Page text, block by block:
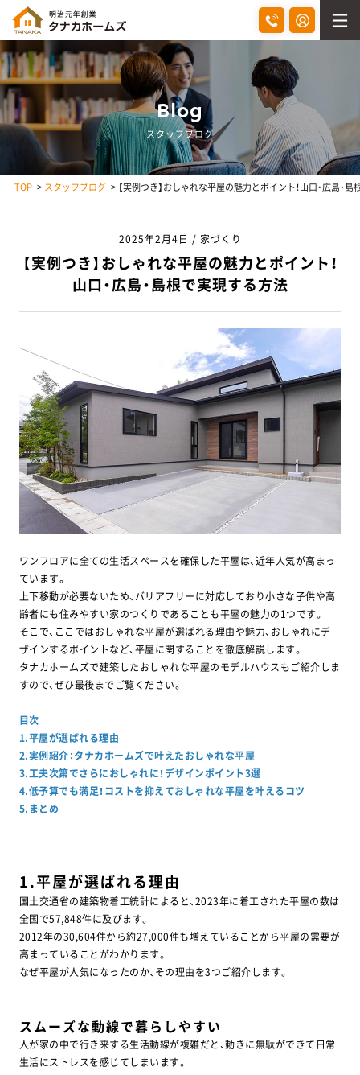
Blog
スタッフブログ
TOP スタッフブログ 【実例つき】おしゃれな平屋の魅力とポイント！山口・広島・
2025年2月4日 / 家づくり
【実例つき】おしゃれな平屋の魅力とポイント！
山口・広島・島根で実現する方法
ワンフロアに全ての生活スペースを確保した平屋は、近年人気が高まっ
ています。
上下移動が必要ないため、バリアフリーに対応しており小さな子供や高
齢者にも住みやすい家のつくりであることも平屋の魅力の1つです。
そこで、ここではおしゃれな平屋が選ばれる理由や魅力、おしゃれにデ
ザインするポイントなど、平屋に関することを徹底解説します。
タナカホームズで建築したおしゃれな平屋のモデルハウスもご紹介しま
すので、ぜひ最後までご覧ください。
目次
1.平屋が選ばれる理由
2.実例紹介：タナカホームズで叶えたおしゃれな平屋
3.工夫次第でさらにおしゃれに！デザインポイント3選
4.低予算でも満足！コストを抑えておしゃれな平屋を叶えるコツ
5.まとめ
1.平屋が選ばれる理由
国土交通省の建築物着工統計によると、2023年に着工された平屋の数は
全国で57,848件に及びます。
2012年の30,604件から約27,000件も増えていることから平屋の需要が
高まっていることがわかります。
なぜ平屋が人気になったのか、その理由を3つご紹介します。
スムーズな動線で暮らしやすい
人が家の中で行き来する生活動線が複雑だと、動きに無駄ができて日常
生活にストレスを感じてしまいます。